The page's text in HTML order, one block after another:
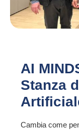
AI
Stanza
Cambia come